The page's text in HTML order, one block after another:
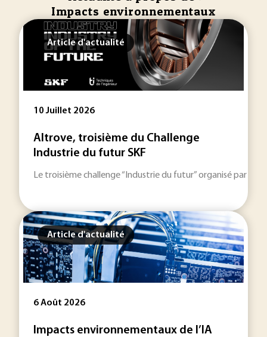
Impacts environnementaux
Article d'actualité
10 Juillet 2026
Altrove, troisième du Challenge
Industrie du futur SKF
Le troisième challenge “Industrie du futur” organisé par
Article d'actualité
6 Août 2026
Impacts environnementaux de l’IA